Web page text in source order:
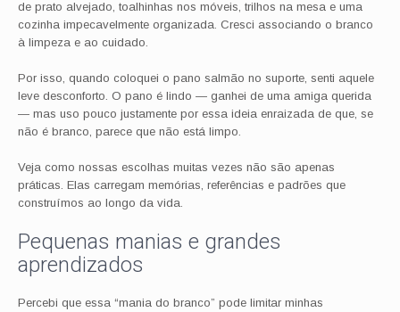
de prato alvejado, toalhinhas nos móveis, trilhos na mesa e uma
cozinha impecavelmente organizada. Cresci associando o branco
à limpeza e ao cuidado.
Por isso, quando coloquei o pano salmão no suporte, senti aquele
leve desconforto. O pano é lindo — ganhei de uma amiga querida
— mas uso pouco justamente por essa ideia enraizada de que, se
não é branco, parece que não está limpo.
Veja como nossas escolhas muitas vezes não são apenas
práticas. Elas carregam memórias, referências e padrões que
construímos ao longo da vida.
Pequenas manias e grandes
aprendizados
Percebi que essa “mania do branco” pode limitar minhas